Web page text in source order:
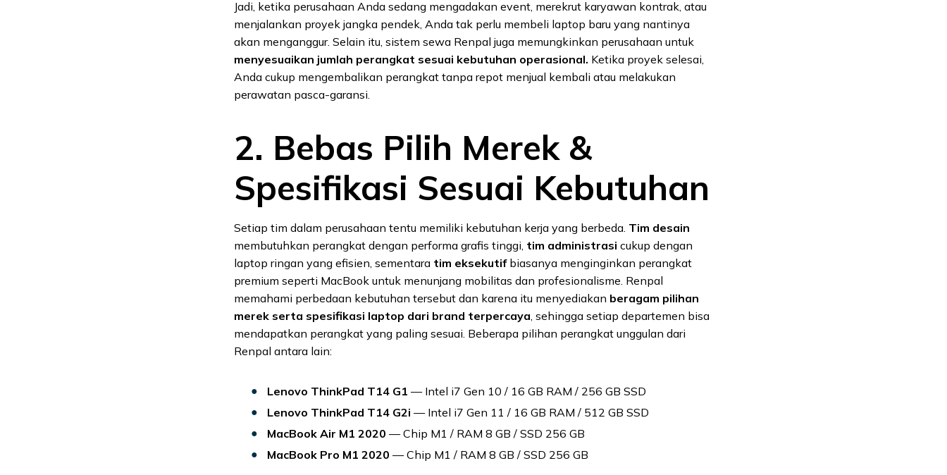
Jadi, ketika perusahaan Anda sedang mengadakan event, merekrut karyawan kontrak, atau
menjalankan proyek jangka pendek, Anda tak perlu membeli laptop baru yang nantinya
akan menganggur. Selain itu, sistem sewa Renpal juga memungkinkan perusahaan untuk
menyesuaikan jumlah perangkat sesuai kebutuhan operasional. Ketika proyek selesai,
Anda cukup mengembalikan perangkat tanpa repot menjual kembali atau melakukan
perawatan pasca-garansi.
2. Bebas Pilih Merek &
Spesifikasi Sesuai Kebutuhan
Setiap tim dalam perusahaan tentu memiliki kebutuhan kerja yang berbeda. Tim desain
membutuhkan perangkat dengan performa grafis tinggi, tim administrasi cukup dengan
laptop ringan yang efisien, sementara tim eksekutifbiasanya menginginkan perangkat
premium seperti MacBook untuk menunjang mobilitas dan profesionalisme. Renpal
memahami perbedaan kebutuhan tersebut dan karena itu menyediakan beragam pilihan
merek serta spesifikasi laptop dari brand terpercaya , sehingga setiap departemen bisa
mendapatkan perangkat yang paling sesuai. Beberapa pilihan perangkat unggulan dari
Renpal antara lain:
Lenovo ThinkPad T14 G1 — Intel i7 Gen 10 / 16 GB RAM / 256 GB SSD
Lenovo ThinkPad T14 G2i — Intel i7 Gen 11 / 16 GB RAM / 512 GB SSD
MacBook Air M1 2020 — Chip M1 / RAM 8 GB / SSD 256 GB
MacBook Pro M1 2020 — Chip M1 / RAM 8 GB / SSD 256 GB